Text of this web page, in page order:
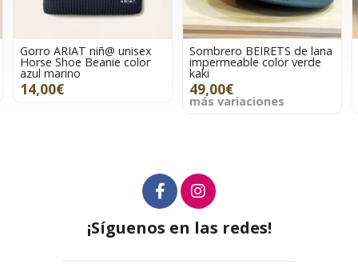
Sombrero BEIRETS de lana
impermeable color verde
kaki
49,00€
Visera BEIRETS de lana
cuadros
verde/camel/caldero
29,00€
más variaciones
¡Síguenos en las redes!